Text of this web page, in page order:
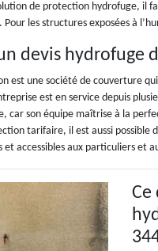
de protection hydrofuge, il
Pour les structures exposées à
devis hydrofuge
est une société de couverture
est en service depuis
car son équipe maîtrise à la
tarifaire, il est aussi possible
et accessibles aux particuliers et
Ce